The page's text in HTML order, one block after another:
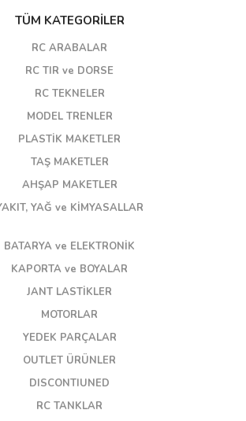
TÜM KATEGORİLER
RC ARABALAR
RC TIR ve DORSE
RC TEKNELER
MODEL TRENLER
PLASTİK MAKETLER
TAŞ MAKETLER
AHŞAP MAKETLER
YAĞ ve KİMYASALLAR
BATARYA ve ELEKTRONİK
KAPORTA ve BOYALAR
JANT LASTİKLER
MOTORLAR
YEDEK PARÇALAR
OUTLET ÜRÜNLER
DISCONTIUNED
RC TANKLAR